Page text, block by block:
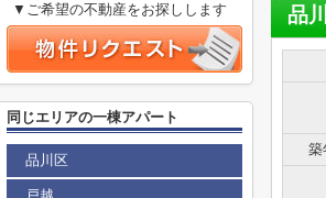
品
築
▼ご希望の不動産をお探しします
同じエリアの一棟アパート
品川区